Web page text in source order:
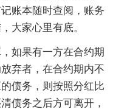
账本随时查阅，账务
大家心里有底。
如果有一方在合约期
弃者，在合约期内不
债务，则按照分红比
债务之后方可离开，